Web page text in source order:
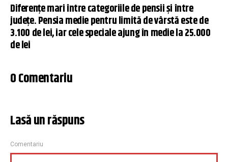
Diferențe mari între categoriile de pensii și între
județe. Pensia medie pentru limită de vârstă este de
3.100 de lei, iar cele speciale ajung în medie la 25.000
de lei
0 Comentariu
Lasă un răspuns
Comentariu